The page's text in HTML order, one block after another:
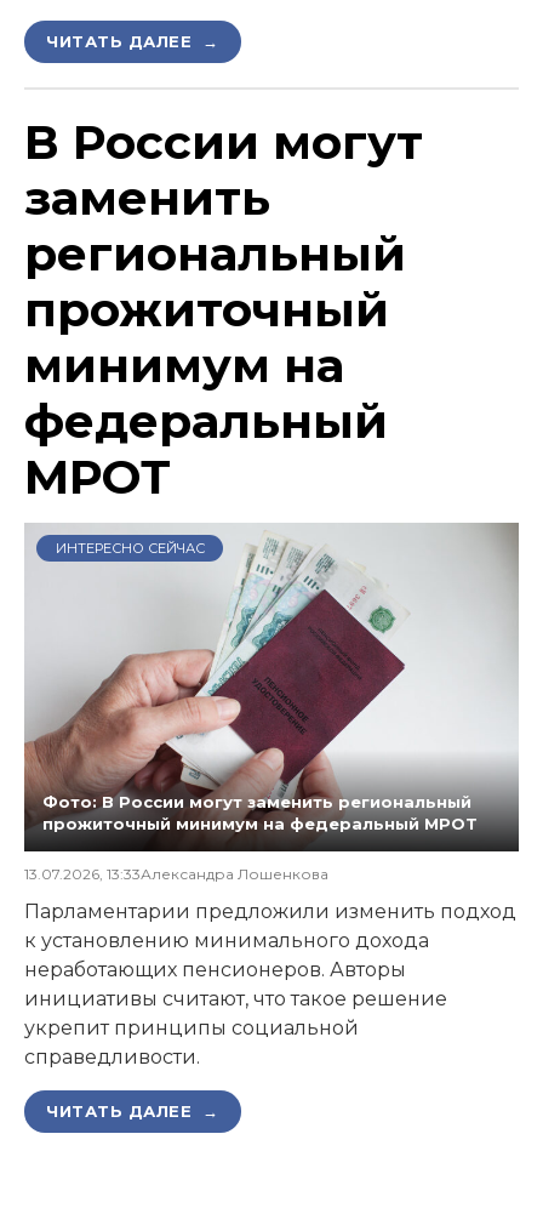
ЧИТАТЬ ДАЛЕЕ →
В России могут
заменить
региональный
прожиточный
минимум на
федеральный
МРОТ
ИНТЕРЕСНО СЕЙЧАС
Фото: В России могут заменить региональный
прожиточный минимум на федеральный МРОТ
13.07.2026, 13:33Александра Лошенкова
Парламентарии предложили изменить подход
к установлению минимального дохода
неработающих пенсионеров. Авторы
инициативы считают, что такое решение
укрепит принципы социальной
справедливости.
ЧИТАТЬ ДАЛЕЕ →